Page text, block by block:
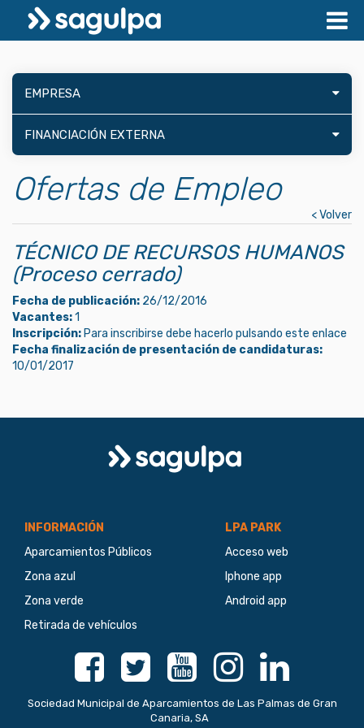
EMPRESA
FINANCIACIÓN EXTERNA
Ofertas de Empleo
< Volver
TÉCNICO DE RECURSOS HUMANOS
(Proceso cerrado)
Fecha de publicación: 26/12/2016
Vacantes:1
Inscripción: Para inscribirse debe hacerlo pulsando este enlace
Fecha finalización de presentación de candidaturas:
10/01/2017
Logo
Sagulpa
INFORMACIÓN
Aparcamientos Públicos
Zona azul
Zona verde
Retirada de vehículos
LPA PARK
Acceso web
Iphone app
Android app
Facebook Twitter Youtube Instagram Linkedin
Sociedad Municipal de Aparcamientos de Las Palmas de Gran
Canaria, SA